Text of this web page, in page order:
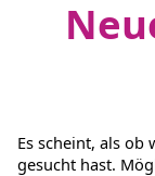
Es scheint, als
gesucht hast.